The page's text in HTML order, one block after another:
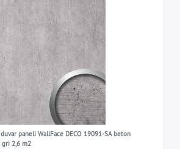
duvar paneli WallFace DECO 19091-SA beton
gri 2,6 m2